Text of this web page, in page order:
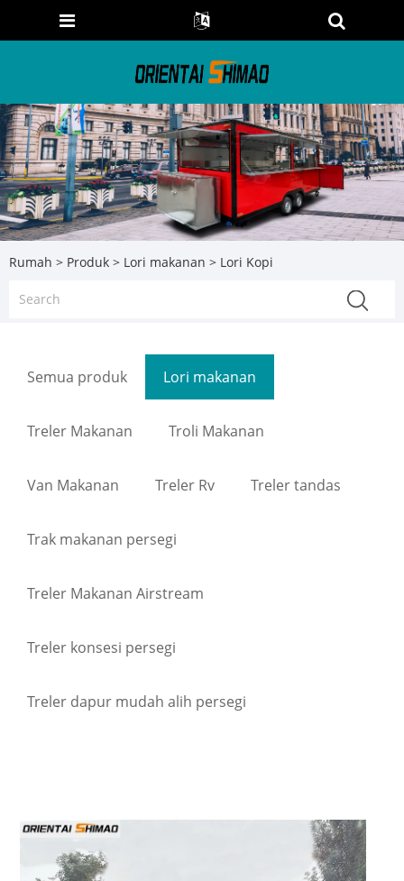
Rumah > Produk > Lori makanan > Lori Kopi
Semua produk Lori makanan
Treler Makanan Troli Makanan
Van Makanan Treler Rv Treler tandas
Trak makanan persegi
Treler Makanan Airstream
Treler konsesi persegi
Treler dapur mudah alih persegi